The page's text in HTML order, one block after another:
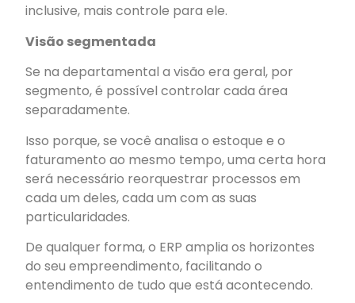
inclusive, mais controle para ele.
Visão segmentada
Se na departamental a visão era geral, por
segmento, é possível controlar cada área
separadamente.
Isso porque, se você analisa o estoque e o
faturamento ao mesmo tempo, uma certa hora
será necessário reorquestrar processos em
cada um deles, cada um com as suas
particularidades.
De qualquer forma, o ERP amplia os horizontes
do seu empreendimento, facilitando o
entendimento de tudo que está acontecendo.